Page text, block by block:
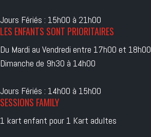
Jours Fériés : 15h00 à 21h00
LES ENFANTS SONT PRIORITAIRES
Du Mardi au Vendredi entre 17h00 et 18h00
Dimanche de 9h30 à 14h00
Jours Fériés : 14h00 à 15h00
SESSIONS FAMILY
1 kart enfant pour 1 Kart adultes